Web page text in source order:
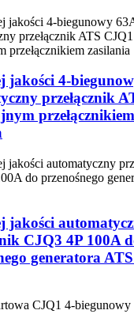
jakości 4-
przełącznik
przełącznikiem
jakości
CJQ3 4P 100A
generatora